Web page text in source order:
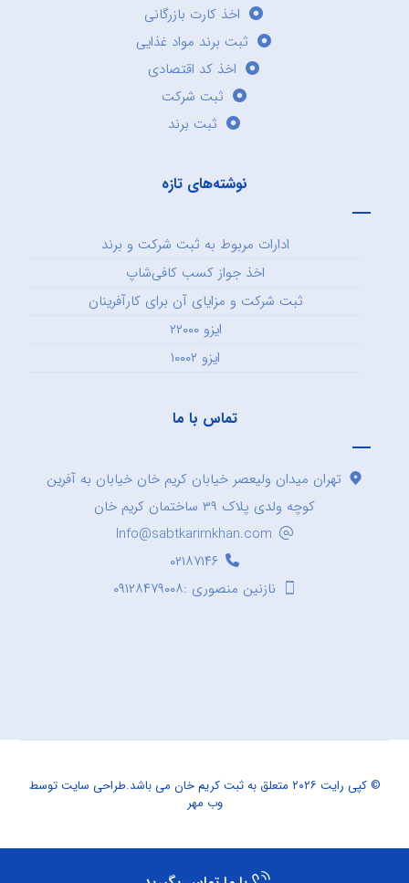
اخذ کارت بازرگانی
ثبت برند مواد غذایی
اخذ کد اقتصادی
ثبت شرکت
ثبت برند
نوشته‌های تازه
ادارات مربوط به ثبت شرکت و برند
اخذ جواز کسب کافی‌شاپ
ثبت شرکت و مزایای آن برای کارآفرینان
ایزو ۲۲۰۰۰
ایزو ۱۰۰۰۲
تماس با ما
تهران میدان ولیعصر خیابان کریم خان خیابان به آفرین
کوچه ولدی پلاک ۳۹ ساختمان کریم خان
Info@sabtkarimkhan.com
۰۲۱۸۷۱۴۶
نازنین منصوری :۰۹۱۲۸۴۷۹۰۰۸
© کپی رایت ۲۰۲۶ متعلق به ثبت کریم خان می باشد. طراحی سایتتوسط
وب مهر